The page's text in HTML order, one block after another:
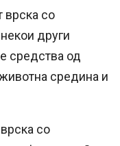
врска со
други
средства од
средина и
со